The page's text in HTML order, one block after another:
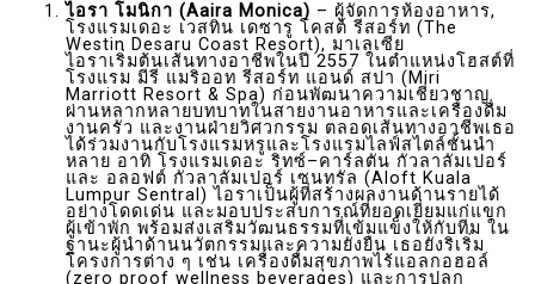
ไอรา โมนิกา (Aaira Monica) – ผู้จัดการห้องอาหาร,
โรงแรมเดอะ เวสทิน เดซารู โคสต์ รีสอร์ท (The
Westin Desaru Coast Resort), มาเลเซีย
ไอราเริ่มต้นเส้นทางอาชีพในปี 2557 ในตำแหน่งโฮสต์ที่
โรงแรม มีรี แมริออท รีสอร์ท แอนด์ สปา (Miri
Marriott Resort & Spa) ก่อนพัฒนาความเชี่ยวชาญ
ผ่านหลากหลายบทบาทในสายงานอาหารและเครื่องดื่ม
งานครัว และงานฝ่ายวิศวกรรม ตลอดเส้นทางอาชีพเธอ
ได้ร่วมงานกับโรงแรมหรูและโรงแรมไลฟ์สไตล์ชั้นนำ
หลาย อาทิ โรงแรมเดอะ ริทซ์–คาร์ลตัน กัวลาลัมเปอร์
และ อลอฟต์ กัวลาลัมเปอร์ เซนทรัล (Aloft Kuala
Lumpur Sentral) ไอราเป็นผู้ที่สร้างผลงานด้านรายได้
อย่างโดดเด่น และมอบประสบการณ์ที่ยอดเยี่ยมแก่แขก
ผู้เข้าพัก พร้อมส่งเสริมวัฒนธรรมที่เข้มแข็งให้กับทีม ใน
ฐานะผู้นำด้านนวัตกรรมและความยั่งยืน เธอยังริเริ่ม
โครงการต่าง ๆ เช่น เครื่องดื่มสุขภาพไร้แอลกอฮอล์
(zero proof wellness beverages) และการปลูก